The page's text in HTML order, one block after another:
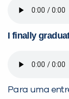
I finally
Para uma